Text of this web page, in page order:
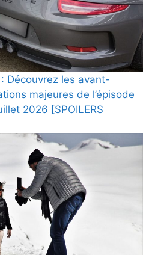
Découvrez les avant-
majeures de l’épisode
2026 [SPOILERS